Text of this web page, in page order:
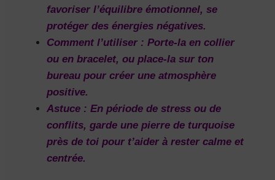
favoriser l’équilibre émotionnel, se
protéger des énergies négatives.
Comment l’utiliser : Porte-la en collier
ou en bracelet, ou place-la sur ton
bureau pour créer une atmosphère
positive.
Astuce : En période de stress ou de
conflits, garde une pierre de turquoise
près de toi pour t’aider à rester calme et
centrée.